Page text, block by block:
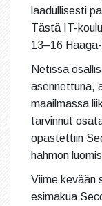
laadullisesti
Tästä IT-
13–16
Netissä
asennettuna,
maailmassa
tarvinnut
opastettiin
hahmon
Viime kevään
esimakua